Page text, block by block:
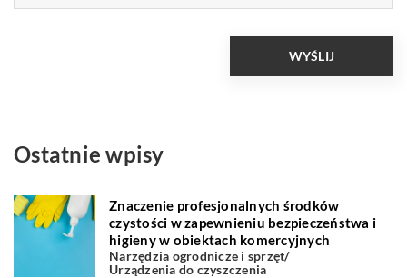
Ostatnie wpisy
Znaczenie profesjonalnych środków
czystości w zapewnieniu bezpieczeństwa i
higieny w obiektach komercyjnych
Narzędzia ogrodnicze i sprzęt/
Urządzenia do czyszczenia